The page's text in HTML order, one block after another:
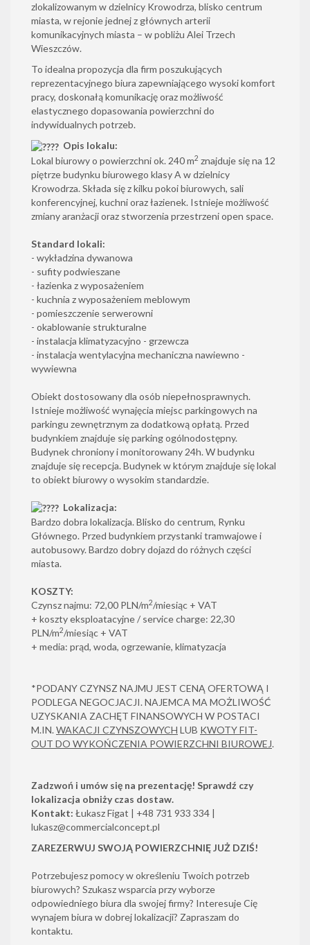
zlokalizowanym w dzielnicy Krowodrza, blisko centrum
miasta, w rejonie jednej z głównych arterii
komunikacyjnych miasta – w pobliżu Alei Trzech
Wieszczów.
To idealna propozycja dla firm poszukujących
reprezentacyjnego biura zapewniającego wysoki komfort
pracy, doskonałą komunikację oraz możliwość
elastycznego dopasowania powierzchni do
indywidualnych potrzeb.
Opis lokalu:
Lokal biurowy o powierzchni ok. 240 m2 znajduje się na 12
piętrze budynku biurowego klasy A w dzielnicy
Krowodrza. Składa się z kilku pokoi biurowych, sali
konferencyjnej, kuchni oraz łazienek. Istnieje możliwość
zmiany aranżacji oraz stworzenia przestrzeni open space.
Standard lokali:
- wykładzina dywanowa
- sufity podwieszane
- łazienka z wyposażeniem
- kuchnia z wyposażeniem meblowym
- pomieszczenie serwerowni
- okablowanie strukturalne
- instalacja klimatyzacyjno - grzewcza
- instalacja wentylacyjna mechaniczna nawiewno -
wywiewna
Obiekt dostosowany dla osób niepełnosprawnych.
Istnieje możliwość wynajęcia miejsc parkingowych na
parkingu zewnętrznym za dodatkową opłatą. Przed
budynkiem znajduje się parking ogólnodostępny.
Budynek chroniony i monitorowany 24h. W budynku
znajduje się recepcja. Budynek w którym znajduje się lokal
to obiekt biurowy o wysokim standardzie.
Lokalizacja:
Bardzo dobra lokalizacja. Blisko do centrum, Rynku
Głównego. Przed budynkiem przystanki tramwajowe i
autobusowy. Bardzo dobry dojazd do różnych części
miasta.
KOSZTY:
Czynsz najmu: 72,00 PLN/m2/miesiąc + VAT
+ koszty eksploatacyjne / service charge: 22,30
PLN/m2/miesiąc + VAT
+ media: prąd, woda, ogrzewanie, klimatyzacja
*PODANY CZYNSZ NAJMU JEST CENĄ OFERTOWĄ I
PODLEGA NEGOCJACJI. NAJEMCA MA MOŻLIWOŚĆ
UZYSKANIA ZACHĘT FINANSOWYCH W POSTACI
M.IN. WAKACJI CZYNSZOWYCH LUB KWOTY FIT-
OUT DO WYKOŃCZENIA POWIERZCHNI BIUROWEJ.
Zadzwoń i umów się na prezentację! Sprawdź czy
lokalizacja obniży czas dostaw.
Kontakt: Łukasz Figat | +48 731 933 334 |
lukasz@commercialconcept.pl
ZAREZERWUJ SWOJĄ POWIERZCHNIĘ JUŻ DZIŚ!
Potrzebujesz pomocy w określeniu Twoich potrzeb
biurowych? Szukasz wsparcia przy wyborze
odpowiedniego biura dla swojej firmy? Interesuje Cię
wynajem biura w dobrej lokalizacji? Zapraszam do
kontaktu.